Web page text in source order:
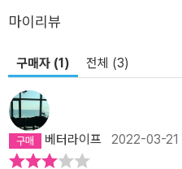
문화’의 자리를 차지한 페미니즘
문화’의 경계를 위협하는 것으로
상을 자극하고, 온라인의 남성들
수호하려 든다는 것이다. 그 현상
지럽히는 트롤링으로 유명한 이
는 인터뷰, 수많은 남초 커뮤니티
로 삼는 영화 <파이트 클럽>이 드
의의 귀환을 ‘쿨하고 멋진’ 것이라
마이리뷰
구매자 (1) 전체 (3)
베터라이프 2022-03-21